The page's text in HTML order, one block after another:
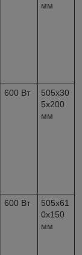
мм
600 Вт
505x30
5x200
мм
600 Вт
505x61
0x150
мм